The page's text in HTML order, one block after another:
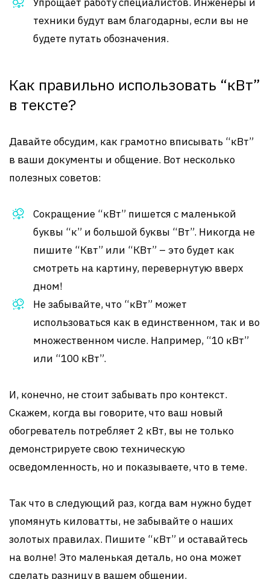
техники будут вам благодарны, если вы не
будете путать обозначения.
Как правильно использовать “кВт”
в тексте?
Давайте обсудим, как грамотно вписывать “кВт”
в ваши документы и общение. Вот несколько
полезных советов:
Сокращение “кВт” пишется с маленькой
буквы “к” и большой буквы “Вт”. Никогда не
пишите “Квт” или “КВт” – это будет как
смотреть на картину, перевернутую вверх
дном!
Не забывайте, что “кВт” может
использоваться как в единственном, так и во
множественном числе. Например, “10 кВт”
или “100 кВт”.
И, конечно, не стоит забывать про контекст.
Скажем, когда вы говорите, что ваш новый
обогреватель потребляет 2 кВт, вы не только
демонстрируете свою техническую
осведомленность, но и показываете, что в теме.
Так что в следующий раз, когда вам нужно будет
упомянуть киловатты, не забывайте о наших
золотых правилах. Пишите “кВт” и оставайтесь
на волне! Это маленькая деталь, но она может
сделать разницу в вашем общении.